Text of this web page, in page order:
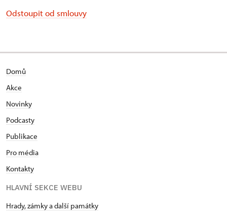
Odstoupit od smlouvy
Domů
Akce
Novinky
Podcasty
Publikace
Pro média
Kontakty
HLAVNÍ SEKCE WEBU
Hrady, zámky a další památky